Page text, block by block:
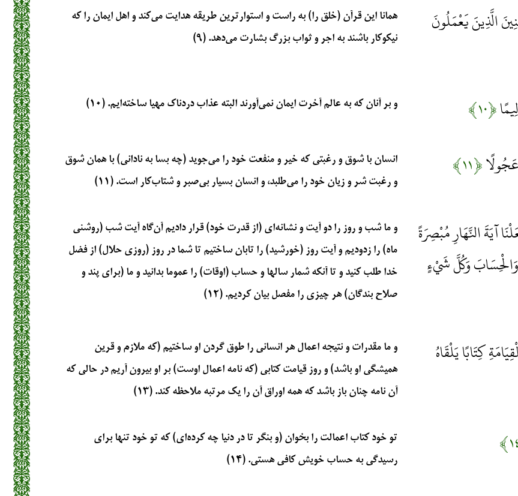
الَّذِينَ يَعْمَلُونَ
همانا این قرآن (خلق را) به راست و استوارترین طریقه هدایت می‌کند و اهل ایمان را که
نیکوکار باشند به اجر و ثواب بزرگ بشارت می‌دهد. (۹)
﴿۱۰﴾ و بر آنان که به عالم آخرت ایمان نمی‌آورند البته عذاب دردناک مهیا ساخته‌ایم. (۱۰)
﴿۱۱﴾
انسان با شوق و رغبتی که خیر و منفعت خود را می‌جوید (چه بسا به نادانی) با همان شوق
و رغبت شر و زیان خود را می‌طلبد، و انسان بسیار بی‌صبر و شتاب‌کار است. (۱۱)
آيَةَ النَّهَارِ مُبْصِرَةً
وَكُلَّ شَيْءٍ
و ما شب و روز را دو آیت و نشانه‌ای (از قدرت خود) قرار دادیم آن‌گاه آیت شب (روشنی
ماه) را زدودیم و آیت روز (خورشید) را تابان ساختیم تا شما در روز (روزی حلال) از فضل
خدا طلب کنید و تا آنکه شمار سالها و حساب (اوقات) را عموما بدانید و ما (برای پند و
صلاح بندگان) هر چیزی را مفصل بیان کردیم. (۱۲)
كِتَابًا يَلْقَاهُ
و ما مقدرات و نتیجه اعمال هر انسانی را طوق گردن او ساختیم (که ملازم و قرین
همیشگی او باشد) و روز قیامت کتابی (که نامه اعمال اوست) بر او بیرون آریم در حالی که
آن نامه چنان باز باشد که همه اوراق آن را یک مرتبه ملاحظه کند. (۱۳)
تو خود کتاب اعمالت را بخوان (و بنگر تا در دنیا چه کرده‌ای) که تو خود تنها برای
رسیدگی به حساب خویش کافی هستی. (۱۴)